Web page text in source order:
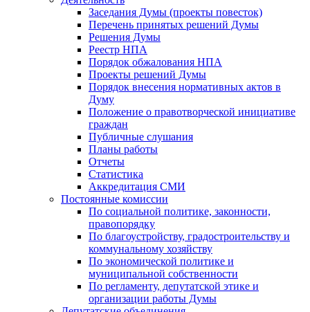
Заседания Думы (проекты повесток)
Перечень принятых решений Думы
Решения Думы
Реестр НПА
Порядок обжалования НПА
Проекты решений Думы
Порядок внесения нормативных актов в
Думу
Положение о правотворческой инициативе
граждан
Публичные слушания
Планы работы
Отчеты
Статистика
Аккредитация СМИ
Постоянные комиссии
По социальной политике, законности,
правопорядку
По благоустройству, градостроительству и
коммунальному хозяйству
По экономической политике и
муниципальной собственности
По регламенту, депутатской этике и
организации работы Думы